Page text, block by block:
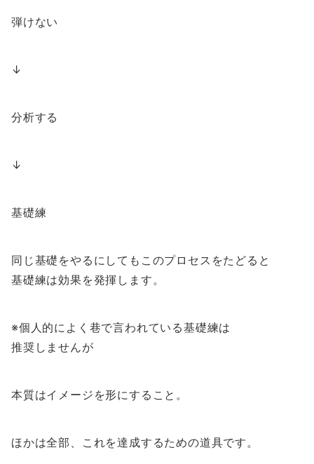
弾けない
↓
分析する
↓
基礎練
同じ基礎をやるにしてもこのプロセスをたどると
基礎練は効果を発揮します。
※個人的によく巷で言われている基礎練は
推奨しませんが
本質はイメージを形にすること。
ほかは全部、これを達成するための道具です。